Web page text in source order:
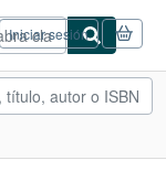
Iniciar sesión